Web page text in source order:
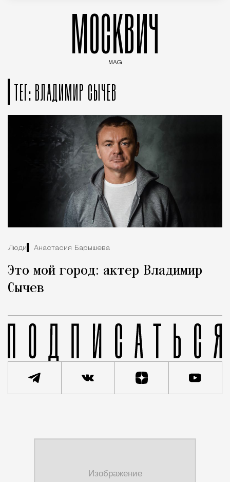
МОСКВИЧ
MAG
ТЕГ: ВЛАДИМИР СЫЧЕВ
Люди Анастасия Барышева
Это мой город: актер Владимир
Сычев